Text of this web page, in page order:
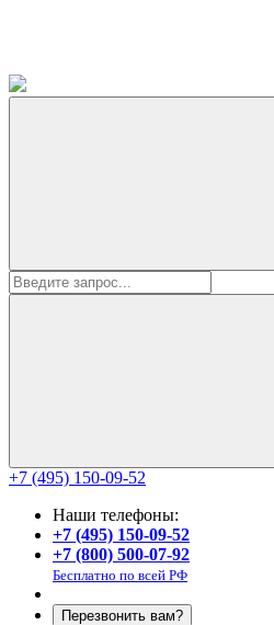
+7 (495) 150-09-52
Наши телефоны:
+7 (495) 150-09-52
+7 (800) 500-07-92
Бесплатно по всей РФ
Перезвонить вам?